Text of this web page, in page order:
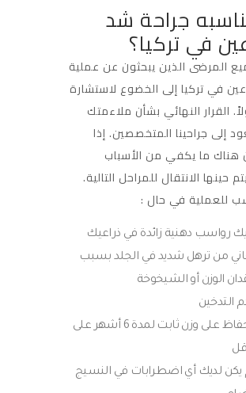
جراحة شد
في تركيا؟
المرضى الذين يبحثون عن عملية
في تركيا إلى الخضوع لاستشارة
القرار النهائي بشأن ملاءمتك
إلى جراحينا المتخصصين. إذا
هناك ما يكفي من الأسباب
حينها الانتقال للمراحل التالية.
للعملية في حال :
رواسب دهنية زائدة في ذراعيك
من ترهل شديد في الجلد بسبب
الوزن أو الشيخوخة
التدخين
الحفاظ على وزن ثابت لمدة 6 أشهر على
يكن لديك أي اضطرابات في النسيج